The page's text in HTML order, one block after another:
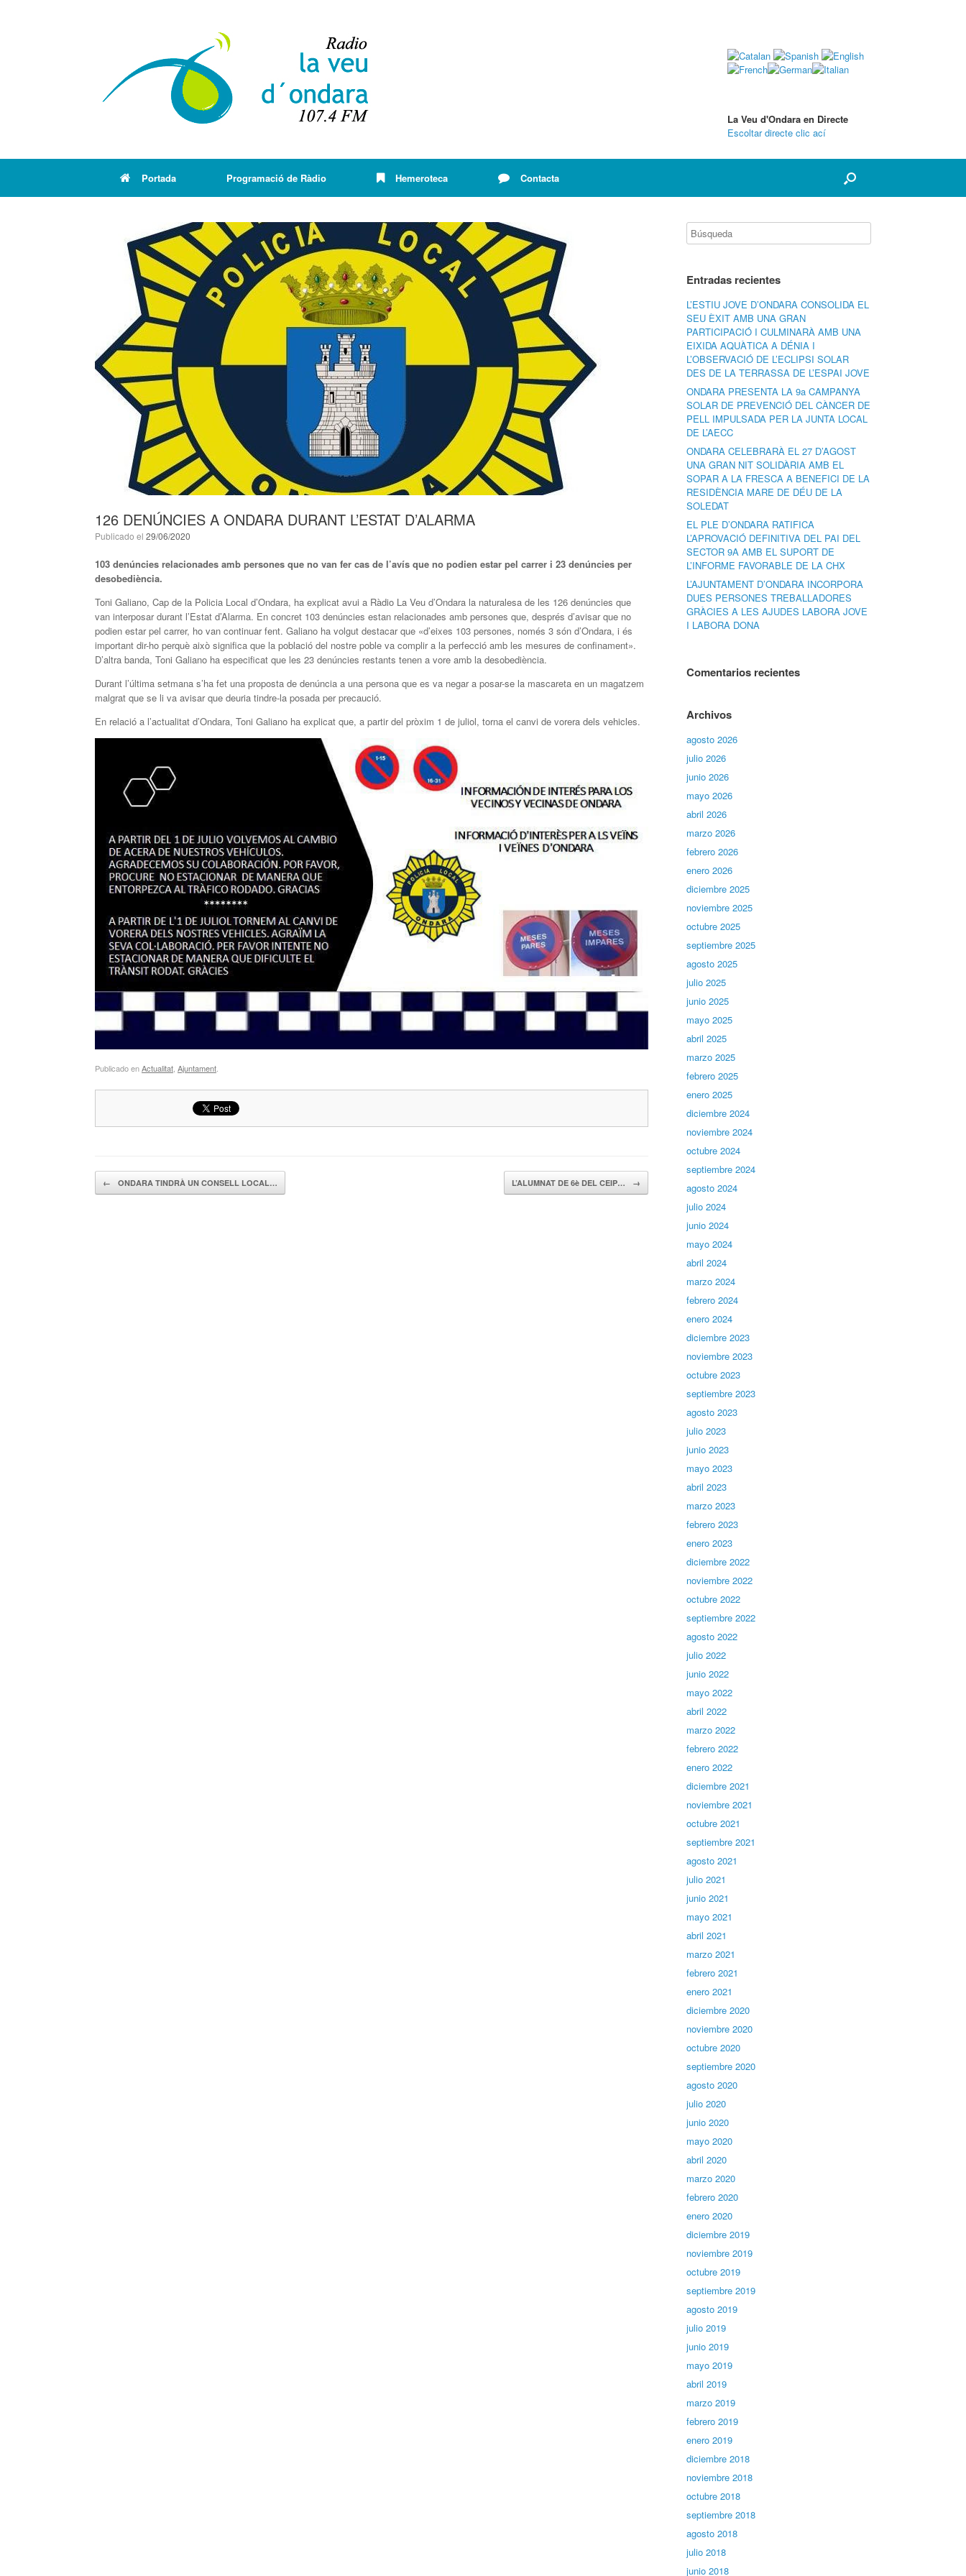
La Veu d'Ondara en Directe
Escoltar directe clic ací
Portada Programació de Ràdio Hemeroteca Contacta
126 DENÚNCIES A ONDARA DURANT L’ESTAT D’ALARMA
Publicado el 29/06/2020
103 denúncies relacionades amb persones que no van fer cas de l’avís que no podien estar pel carrer i 23 denúncies per
desobediència.
Toni Galiano, Cap de la Policia Local d’Ondara, ha explicat avui a Ràdio La Veu d’Ondara la naturalesa de les 126 denúncies que
van interposar durant l’Estat d’Alarma. En concret 103 denúncies estan relacionades amb persones que, després d’avisar que no
podien estar pel carrer, ho van continuar fent. Galiano ha volgut destacar que «d’eixes 103 persones, només 3 són d’Ondara, i és
important dir-ho perquè això significa que la població del nostre poble va complir a la perfecció amb les mesures de confinament».
D’altra banda, Toni Galiano ha especificat que les 23 denúncies restants tenen a vore amb la desobediència.
Durant l’última setmana s’ha fet una proposta de denúncia a una persona que es va negar a posar-se la mascareta en un magatzem
malgrat que se li va avisar que deuria tindre-la posada per precaució.
En relació a l’actualitat d’Ondara, Toni Galiano ha explicat que, a partir del pròxim 1 de juliol, torna el canvi de vorera dels vehicles.
Publicado enActualitat Ajuntament
Navegador de artículos
← ONDARA TINDRÀ UN CONSELL LOCAL… L’ALUMNAT DE 6è DEL CEIP… →
Entradas recientes
L’ESTIU JOVE D’ONDARA CONSOLIDA EL
SEU ÈXIT AMB UNA GRAN
PARTICIPACIÓ I CULMINARÀ AMB UNA
EIXIDA AQUÀTICA A DÉNIA I
L’OBSERVACIÓ DE L’ECLIPSI SOLAR
DES DE LA TERRASSA DE L’ESPAI JOVE
ONDARA PRESENTA LA 9a CAMPANYA
SOLAR DE PREVENCIÓ DEL CÀNCER DE
PELL IMPULSADA PER LA JUNTA LOCAL
DE L’AECC
ONDARA CELEBRARÀ EL 27 D’AGOST
UNA GRAN NIT SOLIDÀRIA AMB EL
SOPAR A LA FRESCA A BENEFICI DE LA
RESIDÈNCIA MARE DE DÉU DE LA
SOLEDAT
EL PLE D’ONDARA RATIFICA
L’APROVACIÓ DEFINITIVA DEL PAI DEL
SECTOR 9A AMB EL SUPORT DE
L’INFORME FAVORABLE DE LA CHX
L’AJUNTAMENT D’ONDARA INCORPORA
DUES PERSONES TREBALLADORES
GRÀCIES A LES AJUDES LABORA JOVE
I LABORA DONA
Comentarios recientes
Archivos
agosto 2026
julio 2026
junio 2026
mayo 2026
abril 2026
marzo 2026
febrero 2026
enero 2026
diciembre 2025
noviembre 2025
octubre 2025
septiembre 2025
agosto 2025
julio 2025
junio 2025
mayo 2025
abril 2025
marzo 2025
febrero 2025
enero 2025
diciembre 2024
noviembre 2024
octubre 2024
septiembre 2024
agosto 2024
julio 2024
junio 2024
mayo 2024
abril 2024
marzo 2024
febrero 2024
enero 2024
diciembre 2023
noviembre 2023
octubre 2023
septiembre 2023
agosto 2023
julio 2023
junio 2023
mayo 2023
abril 2023
marzo 2023
febrero 2023
enero 2023
diciembre 2022
noviembre 2022
octubre 2022
septiembre 2022
agosto 2022
julio 2022
junio 2022
mayo 2022
abril 2022
marzo 2022
febrero 2022
enero 2022
diciembre 2021
noviembre 2021
octubre 2021
septiembre 2021
agosto 2021
julio 2021
junio 2021
mayo 2021
abril 2021
marzo 2021
febrero 2021
enero 2021
diciembre 2020
noviembre 2020
octubre 2020
septiembre 2020
agosto 2020
julio 2020
junio 2020
mayo 2020
abril 2020
marzo 2020
febrero 2020
enero 2020
diciembre 2019
noviembre 2019
octubre 2019
septiembre 2019
agosto 2019
julio 2019
junio 2019
mayo 2019
abril 2019
marzo 2019
febrero 2019
enero 2019
diciembre 2018
noviembre 2018
octubre 2018
septiembre 2018
agosto 2018
julio 2018
junio 2018